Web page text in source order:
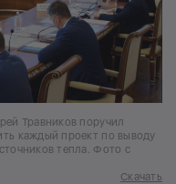
Травников поручил
каждый проект по выводу
тепла. Фото с
Скачать